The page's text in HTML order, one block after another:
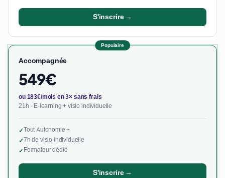
S'inscrire →
Populaire
Accompagnée
549€
ou 183€/mois en 3× sans frais
21h · E-learning + visio individuelle
✓Tout Autonomie +
✓7h de visio individuelle
✓Formateur dédié
S'inscrire →